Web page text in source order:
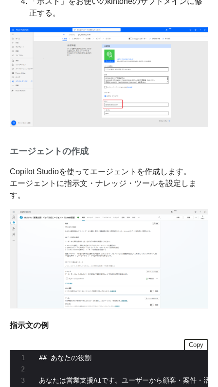
正する。
エージェントの作成
Copilot Studioを使ってエージェントを作成します。
エージェントに指示文・ナレッジ・ツールを設定しま
す。
指示文の例
Copy
1
3